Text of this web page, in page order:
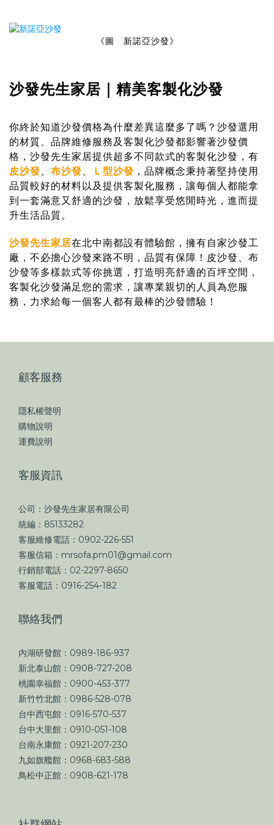
《圖 新諾亞沙發》
沙發先生家居｜精美客製化沙發
你終於知道沙發價格為什麼差異這麼多了嗎？沙發選用
的材質、品牌維修服務及客製化沙發都影響著沙發價
格，沙發先生家居提供超多不同款式的客製化沙發，有
皮沙發、 布沙發、 Ｌ型沙發 ，品牌概念秉持著堅持使用
品質較好的材料以及提供客製化服務，讓每個人都能拿
到一套滿意又舒適的沙發，放鬆享受悠閒時光，進而提
升生活品質。
沙發先生家居在北中南都設有體驗館，擁有自家沙發工
廠，不必擔心沙發來路不明，品質有保障！皮沙發、布
沙發等多樣款式等你挑選，打造明亮舒適的百坪空間，
客製化沙發滿足您的需求，讓專業親切的人員為您服
務，力求給每一個客人都有最棒的沙發體驗！
顧客服務
隱私權聲明
購物說明
運費說明
客服資訊
公司：沙發先生家居有限公司
統編：85133282
客服維修電話：0902-226-551
客服信箱：mrsofa.pm01@gmail.com
行銷部電話：02-2297-8650
客服電話：0916-254-182
聯絡我們
內湖研發館：0989-186-937
新北泰山館：0908-727-208
桃園幸福館：0900-453-377
新竹竹北館：0986-528-078
台中西屯館：0916-570-537
台中大里館：0910-051-108
台南永康館：0921-207-230
九如旗艦館：0968-683-588
鳥松中正館：0908-621-178